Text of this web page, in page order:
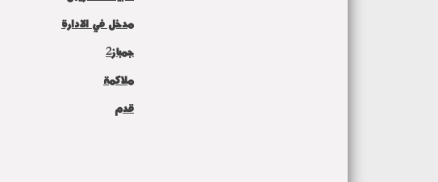
مدخل في الادارة
جمباز2
ملاكمة
قدم